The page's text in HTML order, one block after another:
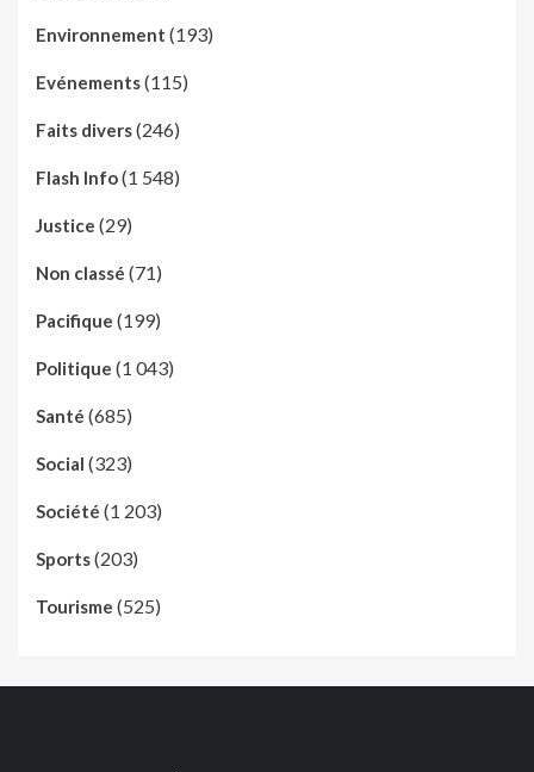
Environnement (193)
Evénements(115)
Faits divers(246)
Flash Info(1 548)
Justice (29)
Non classé (71)
Pacifique (199)
Politique (1 043)
Santé (685)
Social (323)
Société (1 203)
Sports(203)
Tourisme (525)